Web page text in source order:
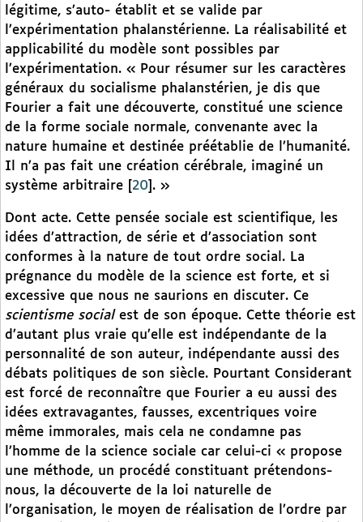
légitime, s’auto- établit et se valide par
l’expérimentation phalanstérienne. La réalisabilité et
applicabilité du modèle sont possibles par
l’expérimentation. « Pour résumer sur les caractères
généraux du socialisme phalanstérien, je dis que
Fourier a fait une découverte, constitué une science
de la forme sociale normale, convenante avec la
nature humaine et destinée préétablie de l’humanité.
Il n’a pas fait une création cérébrale, imaginé un
système arbitraire
20 . »
Dont acte. Cette pensée sociale est scientifique, les
idées d’attraction, de série et d’association sont
conformes à la nature de tout ordre social. La
prégnance du modèle de la science est forte, et si
excessive que nous ne saurions en discuter. Ce
scientisme socialest de son époque. Cette théorie est
d’autant plus vraie qu’elle est indépendante de la
personnalité de son auteur, indépendante aussi des
débats politiques de son siècle. Pourtant Considerant
est forcé de reconnaître que Fourier a eu aussi des
idées extravagantes, fausses, excentriques voire
même immorales, mais cela ne condamne pas
l’homme de la science sociale car celui-ci « propose
une méthode, un procédé constituant prétendons-
nous, la découverte de la loi naturelle de
l’organisation, le moyen de réalisation de l’ordre par